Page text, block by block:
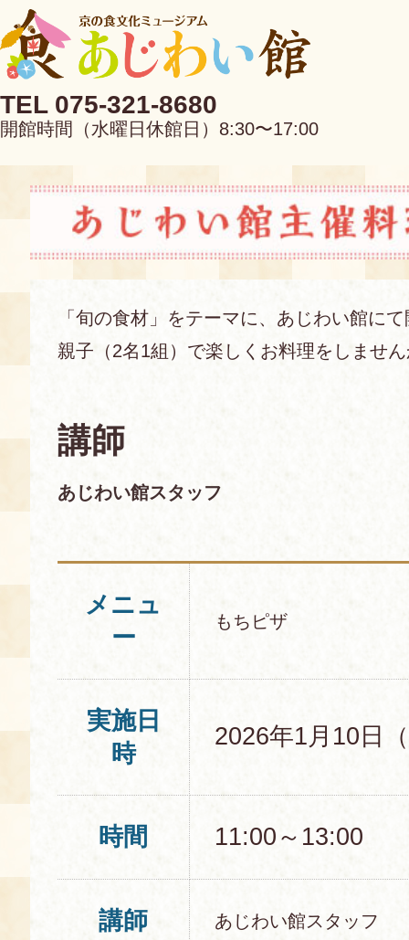
TEL 075-321-8680
開館時間（水曜日休館日）8:30〜17:00
EN 中文
当館について
あじわい館とは
アクセス
料理教室
募集中の教室
キャンセル・ご変更
食の海援隊・陸援隊 会員限定
展示室
展示室のご紹介
お土産コーナー
レンタル
備品リスト
空き状況・ご予約
使用料・お支払い方法
団体向け見学・体験
食の語り部の部屋
「旬の食材」をテーマに、あじわい館に
親子（2名1組）で楽しくお料理をしませ
講師
あじわい館スタッフ
メニュ
ー
もちピザ
実施日
時
2026年1月10日
時間 11:00～13:00
講師 あじわい館スタッフ